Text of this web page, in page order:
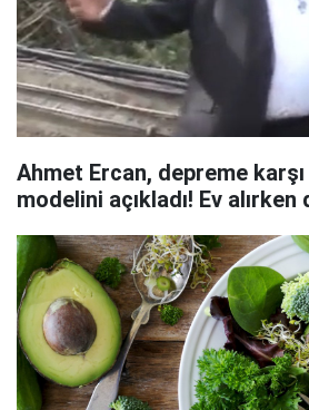
Ahmet Ercan, depreme
modelini açıkladı! Ev